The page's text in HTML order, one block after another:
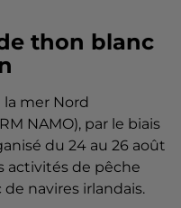
thon blanc
mer Nord
NAMO), par le biais
du 24 au 26 août
activités de pêche
navires irlandais.